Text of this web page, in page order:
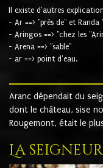
Il existe d'autres
- Ar ==> "près de" et Randa
- Aringos ==> "chez les
- Arena ==> "sable"
- ar ==> point d'eau.
Aranc dépendait du
dont le château, sise
Rougemont, était le
La